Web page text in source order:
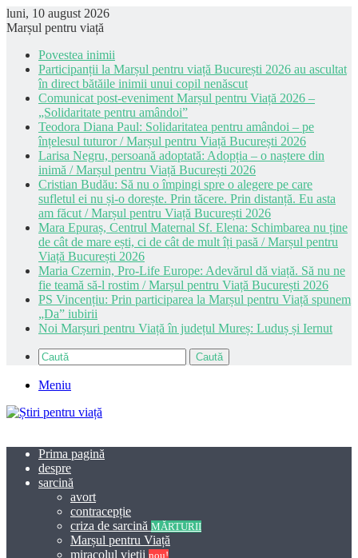
luni, 10 august 2026
Marșul pentru viață
Povestea inimii
Participanții la Marșul pentru viață București 2026 au ascultat
în direct bătăile inimii unui copil nenăscut
Comunicat post-eveniment Marșul pentru Viață 2026 –
„Solidaritate pentru amândoi”
Teodora Diana Paul: Solidaritatea pentru amândoi – pe
înțelesul tuturor / Marșul pentru Viață București 2026
Larisa Negru, persoană adoptată: Adopția – o naștere din
inimă / Marșul pentru Viață București 2026
Cristian Budău: Să nu o împingi spre o alegere pe care
sufletul ei nu și-o dorește. Prin tăcere. Prin distanță. Eu asta
am făcut / Marșul pentru Viață București 2026
Mara Epuraș, Centrul Maternal Sf. Elena: Schimbarea nu ține
de cât de mare ești, ci de cât de mult îți pasă / Marșul pentru
Viață București 2026
Maria Czernin, Pro-Life Europe: Adevărul dă viață. Să nu ne
fie teamă să-l rostim / Marșul pentru Viață București 2026
PS Vincențiu: Prin participarea la Marșul pentru Viață spunem
„Da” iubirii
Noi Marșuri pentru Viață în județul Mureș: Luduș și Iernut
Caută
Meniu
Prima pagină
despre
sarcină
avort
contracepție
criza de sarcină MĂRTURII
Marșul pentru Viață
miracolul vieţii nou!